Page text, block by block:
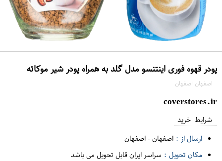
پودر قهوه فوری اینتنسو مدل گلد به همراه پودر شیر موکاته
اصفهان اصفهان
coverstores.ir
شرایط خرید
ارسال از : اصفهان-اصفهان
مکان تحویل : سراسر ایران قابل تحویل می باشد